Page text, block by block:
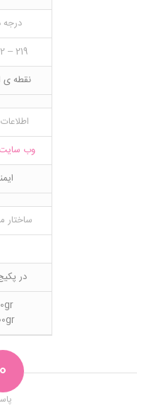
219 – 222 °C
نقطه ی
وب سایت
ساختار
در
0